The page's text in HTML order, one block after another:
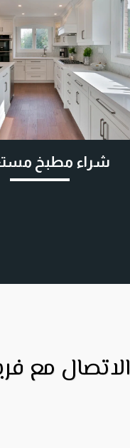
شراء مطبخ
الاتصال مع